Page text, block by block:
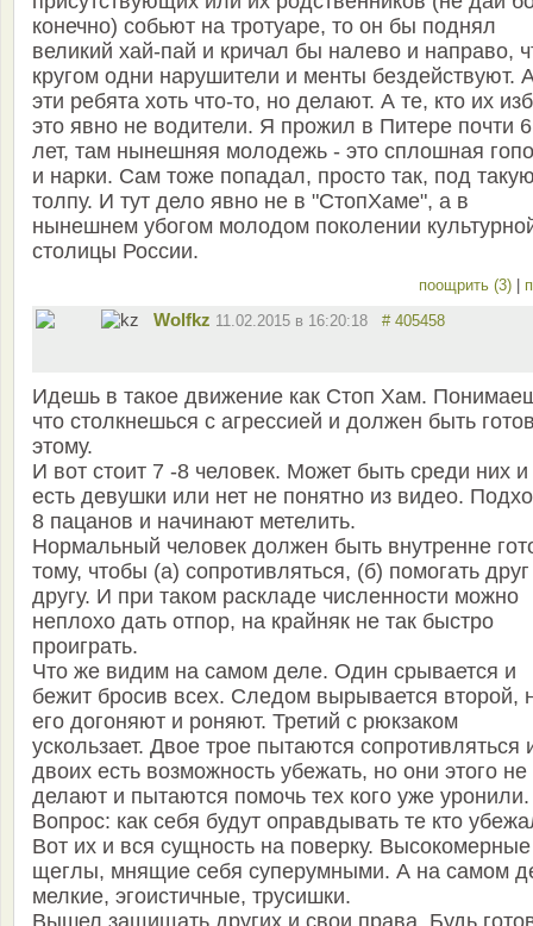
конечно) собьют на тротуаре, то он бы поднял
великий хай-пай и кричал бы налево и направо,
кругом одни нарушители и менты бездействуют.
эти ребята хоть что-то, но делают. А те, кто их
это явно не водители. Я прожил в Питере почти 6
лет, там нынешняя молодежь - это сплошная
и нарки. Сам тоже попадал, просто так, под
толпу. И тут дело явно не в "СтопХаме", а в
нынешнем убогом молодом поколении
столицы России.
поощрить (3)
Wolfkz 11.02.2015 в 16:20:18 # 405458
Идешь в такое движение как Стоп Хам.
что столкнешься с агрессией и должен быть
этому.
И вот стоит 7 -8 человек. Может быть среди них и
есть девушки или нет не понятно из видео.
8 пацанов и начинают метелить.
Нормальный человек должен быть внутренне
тому, чтобы (а) сопротивляться, (б) помогать друг
другу. И при таком раскладе численности можно
неплохо дать отпор, на крайняк не так быстро
проиграть.
Что же видим на самом деле. Один срывается и
бежит бросив всех. Следом вырывается второй,
его догоняют и роняют. Третий с рюкзаком
ускользает. Двое трое пытаются сопротивляться
двоих есть возможность убежать, но они этого не
делают и пытаются помочь тех кого уже уронили.
Вопрос: как себя будут оправдывать те кто
Вот их и вся сущность на поверку. Высокомерные
щеглы, мнящие себя суперумными. А на самом
мелкие, эгоистичные, трусишки.